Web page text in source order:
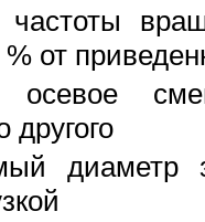
частоты
от
осевое
другого
диаметр